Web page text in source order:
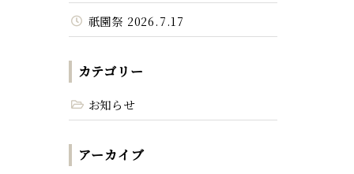
祇園祭 2026.7.17
カテゴリー
お知らせ
アーカイブ